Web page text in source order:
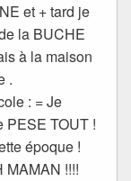
et + tard je
la BUCHE
à la maison
.
: = Je
PESE TOUT !
époque !
MAMAN !!!!